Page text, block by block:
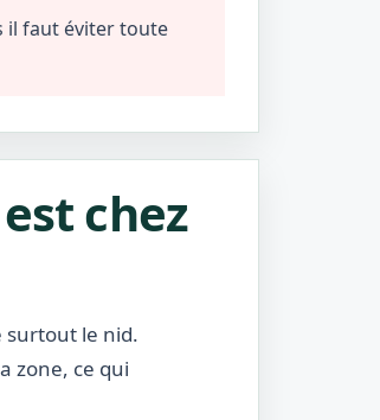
il faut éviter toute
chez
surtout le nid.
zone, ce qui